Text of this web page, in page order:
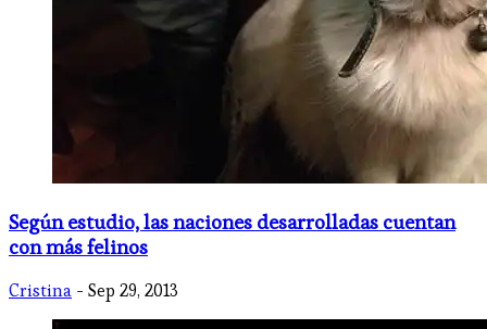
Según estudio, las naciones desarrolladas cuentan
con más felinos
Cristina - Sep 29, 2013